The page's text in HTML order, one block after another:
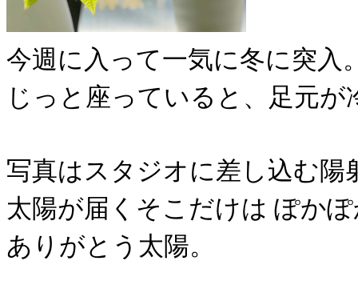
今週に入って一気に冬に突入
じっと座っていると、足元が
写真はスタジオに差し込む陽
太陽が届くそこだけは ぽか
ありがとう太陽。